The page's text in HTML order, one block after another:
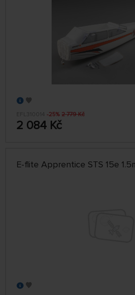
EFL310014 -25% 2 779 Kč
2 084 Kč
E-flite Apprentice STS 15e